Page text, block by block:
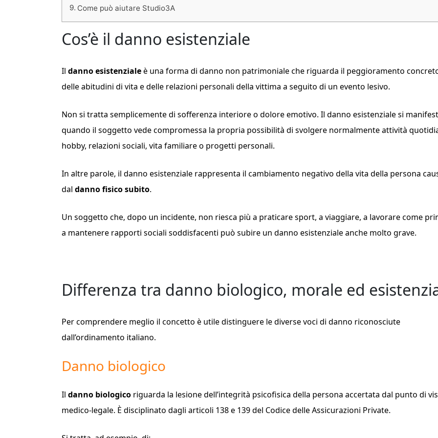
Come può aiutare Studio3A
Cos’è il danno esistenziale
Il danno esistenzialeè una forma di danno non patrimoniale che riguarda il peggioramento
delle abitudini di vita e delle relazioni personali della vittima a seguito di un evento lesivo.
Non si tratta semplicemente di sofferenza interiore o dolore emotivo. Il danno esistenziale si
quando il soggetto vede compromessa la propria possibilità di svolgere normalmente attività
hobby, relazioni sociali, vita familiare o progetti personali.
In altre parole, il danno esistenziale rappresenta il cambiamento negativo della vita della persona
dal danno fisico subito.
Un soggetto che, dopo un incidente, non riesca più a praticare sport, a viaggiare, a lavorare come
a mantenere rapporti sociali soddisfacenti può subire un danno esistenziale anche molto grave.
Differenza tra danno biologico, morale ed
Per comprendere meglio il concetto è utile distinguere le diverse voci di danno riconosciute
dall’ordinamento italiano.
Danno biologico
Il danno biologico riguarda la lesione dell’integrità psicofisica della persona accertata dal punto di
medico-legale. È disciplinato dagli articoli 138 e 139 del Codice delle Assicurazioni Private.